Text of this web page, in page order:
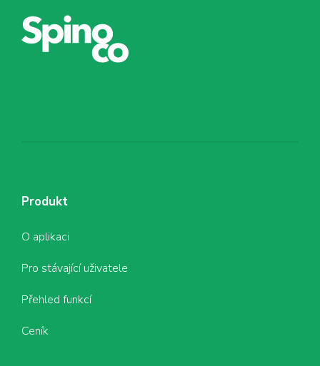
Produkt
O aplikaci
Pro stávající uživatele
Přehled funkcí
Ceník